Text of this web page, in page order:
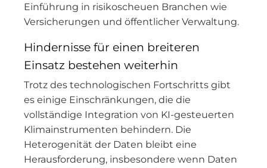
Einführung in risikoscheuen Branchen wie
Versicherungen und öffentlicher Verwaltung.
Hindernisse für einen breiteren
Einsatz bestehen weiterhin
Trotz des technologischen Fortschritts gibt
es einige Einschränkungen, die die
vollständige Integration von KI-gesteuerten
Klimainstrumenten behindern. Die
Heterogenität der Daten bleibt eine
Herausforderung, insbesondere wenn Daten